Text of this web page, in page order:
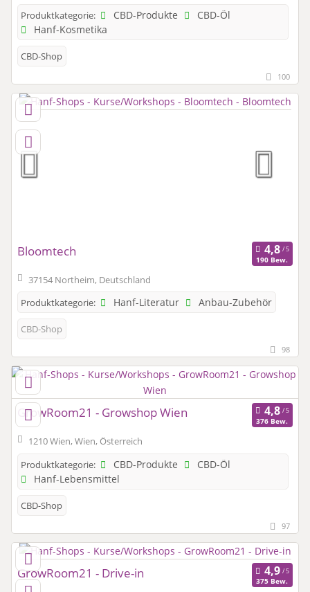
Produktkategorie:
CBD-Produkte
CBD-Öl
Hanf-Kosmetika
CBD-Shop
100
Bloomtech
190 Bew.
37154 Northeim, Deutschland
Produktkategorie:
Hanf-Literatur Anbau-Zubehör
CBD-Shop
98
GrowRoom21 - Growshop Wien
376 Bew.
1210 Wien, Wien, Österreich
Produktkategorie:
CBD-Produkte
CBD-Öl
Hanf-Lebensmittel
CBD-Shop
97
GrowRoom21 - Drive-in
375 Bew.